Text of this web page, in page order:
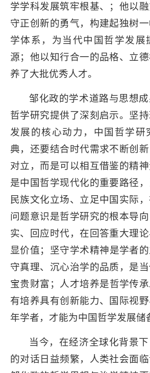
学学科发展筑牢根基、；他以融
守正创新的勇气，构建起独树
学体系，为当代中国哲学发展
源；他以知行合一的品格、立
养了大批优秀人才。
邹化政的学术道路与思想
哲学研究提供了深刻启示。坚
发展的核心动力，中国哲学研
典，还要结合时代需求不断创
对立，而是可以相互借鉴的精
是中国哲学现代化的重要路径
民族文化立场、立足中国实际，
问题意识是哲学研究的根本导
实、回应时代，在回答重大理
显价值；坚守学术精神是学者
守真理、沉心治学的品质，是
宝贵财富；人才培养是哲学传
有培养具有创新能力、国际视
年学者，才能为中国哲学发展储
当今，在经济全球化背景
的对话日益频繁，人类社会面临